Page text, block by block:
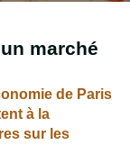
marché
de Paris
à la
sur les